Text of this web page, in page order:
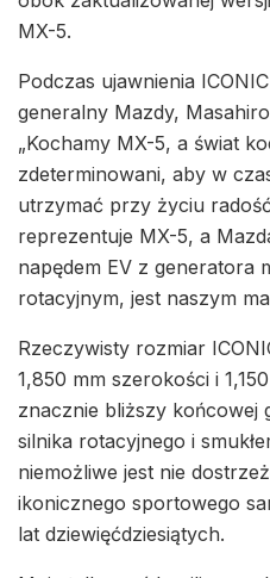
MX-5.
Podczas ujawnienia
generalny Mazdy,
„Kochamy MX-5, a świat
zdeterminowani, aby w
utrzymać przy życiu
reprezentuje MX-5, a
napędem EV z generatora
rotacyjnym, jest naszym
Rzeczywisty rozmiar
1,850 mm szerokości i
znacznie bliższy końcowej
silnika rotacyjnego i
niemożliwe jest nie
ikonicznego sportowego
lat dziewięćdziesiątych.